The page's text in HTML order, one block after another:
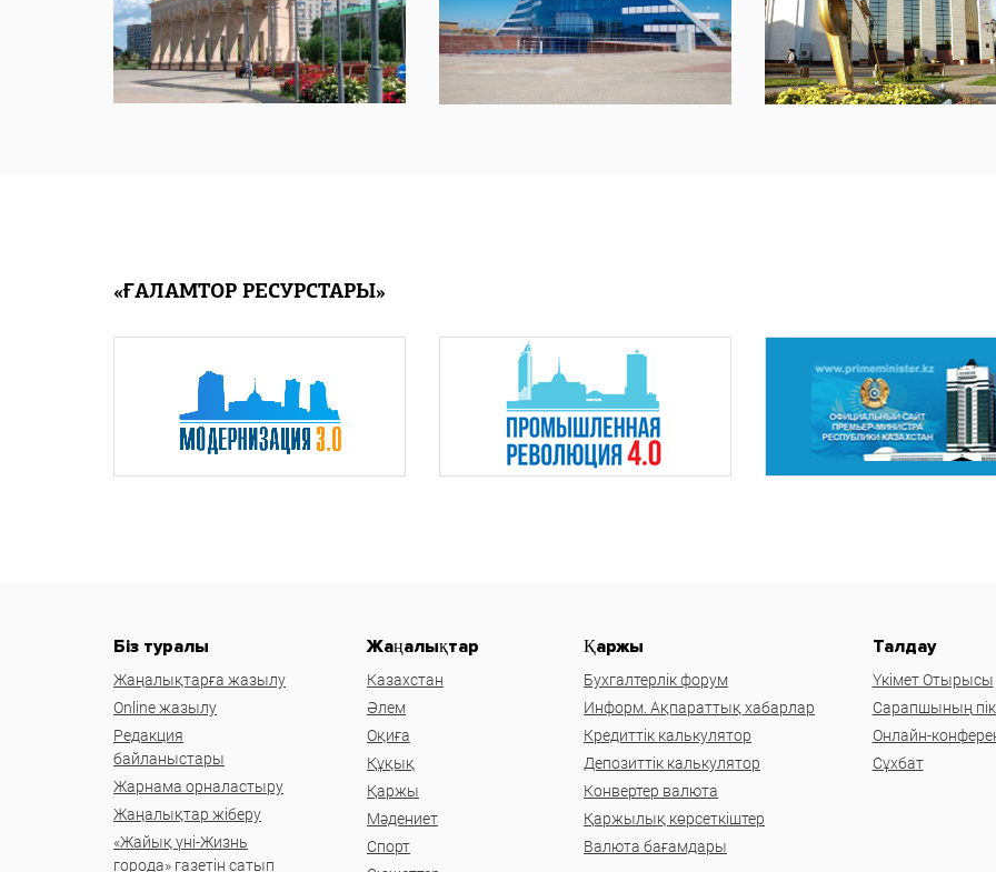
«ҒАЛАМТОР РЕСУРСТАРЫ»
Біз туралы
Жаңалықтарға жазылу
Online жазылу
Редакция
байланыстары
Жарнама орналастыру
Жаңалықтар жіберу
«Жайық үні-Жизнь
города» газетін сатып
Жаңалықтар
Казахстан
Әлем
Оқиға
Құқық
Қаржы
Мәдениет
Спорт
Қаржы
Бухгалтерлік форум
Информ. Ақпараттық хабарлар
Кредиттік калькулятор
Депозиттік калькулятор
Конвертер валюта
Қаржылық көрсеткіштер
Валюта бағамдары
Талдау
Үкімет Отырысы
Сарапшының
Онлайн-
Сұхбат